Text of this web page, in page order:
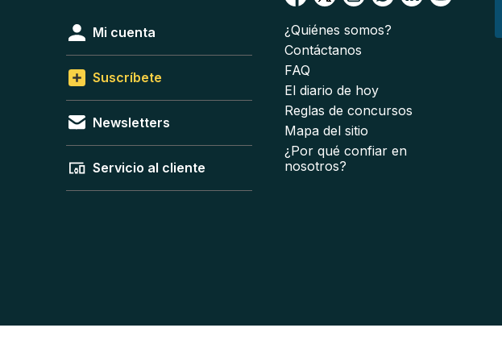
Mi cuenta
Suscríbete
Newsletters
Servicio al cliente
¿Quiénes somos?
Contáctanos
FAQ
El diario de hoy
Reglas de concursos
Mapa del sitio
¿Por qué confiar en
nosotros?